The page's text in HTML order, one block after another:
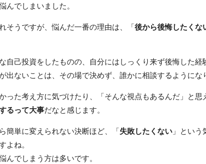
んでしまいました。
そうですが、悩んだ一番の理由は、「後から後悔したくな
自己投資をしたものの、自分にはしっくり来ず後悔した経
出ないことは、その場で決めず、誰かに相談するようにな
った考え方に気づけたり、「そんな視点もあるんだ」と思
るって大事だなと感じます。
簡単に変えられない決断ほど、「失敗したくない 」とい
よね。
んでしまう方は多いです。